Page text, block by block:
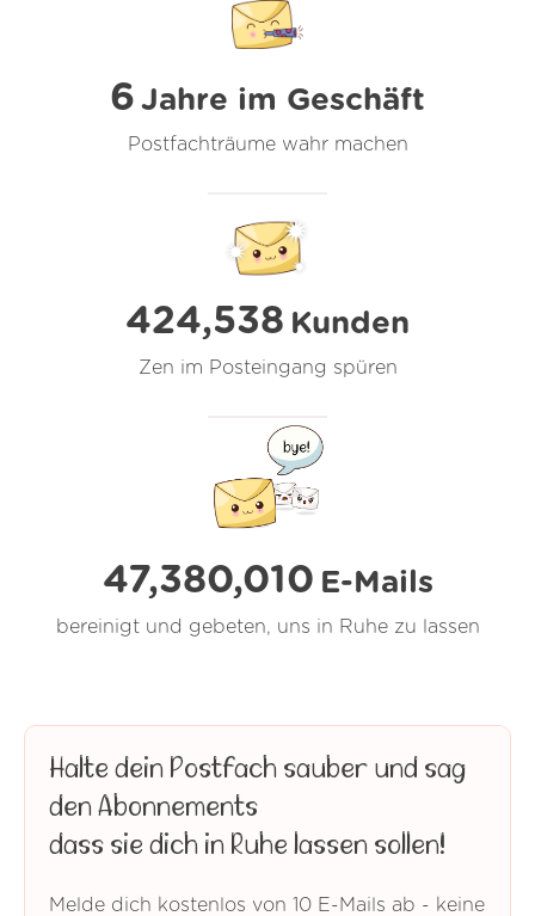
6 Jahre im Geschäft
Postfachträume wahr machen
424,538 Kunden
Zen im Posteingang spüren
47,380,011 E-Mails
bereinigt und gebeten, uns in Ruhe zu lassen
Halte dein Postfach sauber und sag
den Abonnements
dass sie dich in Ruhe lassen sollen!
Melde dich kostenlos von 10 E-Mails ab - keine